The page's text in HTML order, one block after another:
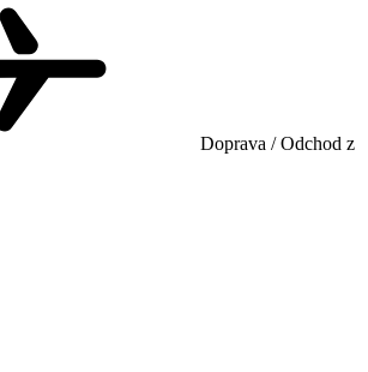
Doprava / Odchod z